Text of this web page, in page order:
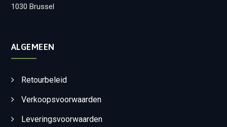
1030 Brussel
ALGEMEEN
Retourbeleid
Verkoopsvoorwaarden
Leveringsvoorwaarden